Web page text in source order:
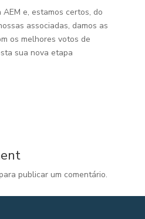
e, estamos certos, do
associadas, damos as
os melhores votos de
sua nova etapa
publicar um comentário.